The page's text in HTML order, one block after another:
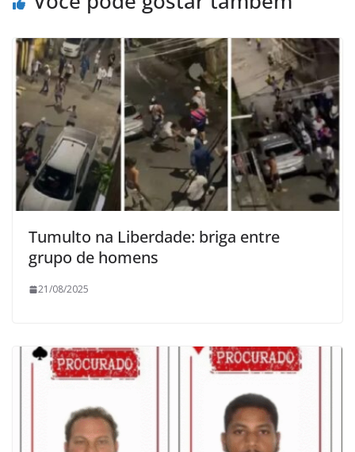
Tumulto na Liberdade: briga entre
grupo de homens
21/08/2025